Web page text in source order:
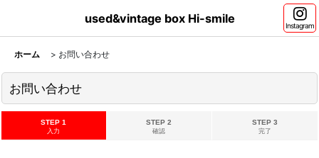
used&vintage box Hi-smile
Instagram
ホーム > お問い合わせ
お問い合わせ
STEP 1
入力
STEP 2
確認
STEP 3
完了